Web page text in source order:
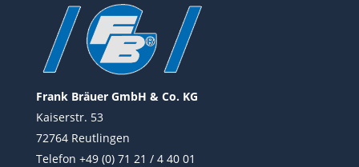
Frank Bräuer GmbH & Co. KG
Kaiserstr. 53
72764 Reutlingen
Telefon +49 (0) 71 21 / 4 40 01